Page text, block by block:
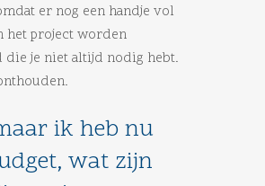
er nog een handje vol
het project worden
die je niet altijd nodig hebt.
ik heb nu
wat zijn